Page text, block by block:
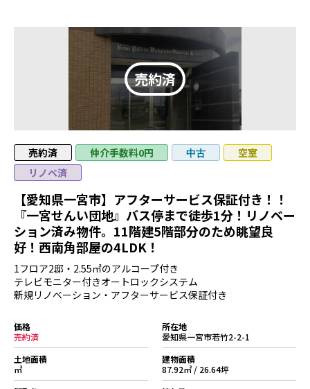
売約済 仲介手数料0円 中古
空室
リノベ済
【愛知県一宮市】アフターサービス保証付き！！
『一宮せんい団地』バス停まで徒歩1分！リノベー
ション済み物件。11階建5階部分のため眺望良
好！西南角部屋の4LDK！
1フロア2邸・2.55㎡のアルコープ付き
テレビモニター付きオートロックシステム
新規リノベーション・アフターサービス保証付き
価格
売約済
所在地
愛知県一宮市若竹2-2-1
土地面積
㎡
建物面積
87.92㎡ / 26.64坪